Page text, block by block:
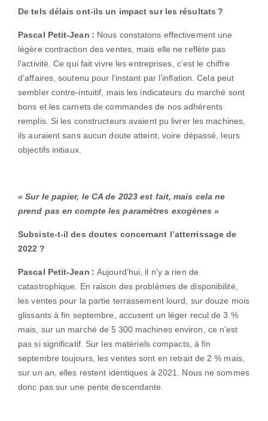
De tels délais ont-ils un impact sur les résultats ?
Pascal Petit-Jean : Nous constatons effectivement une
légère contraction des ventes, mais elle ne reflète pas
l’activité. Ce qui fait vivre les entreprises, c’est le chiffre
d’affaires, soutenu pour l’instant par l’inflation. Cela peut
sembler contre-intuitif, mais les indicateurs du marché sont
bons et les carnets de commandes de nos adhérents
remplis. Si les constructeurs avaient pu livrer les machines,
ils auraient sans aucun doute atteint, voire dépassé, leurs
objectifs initiaux.
« Sur le papier, le CA de 2023 est fait, mais cela ne
prend pas en compte les paramètres exogènes »
Subsiste-t-il des doutes concernant l’atterrissage de
2022 ?
Pascal Petit-Jean : Aujourd’hui, il n’y a rien de
catastrophique. En raison des problèmes de disponibilité,
les ventes pour la partie terrassement lourd, sur douze mois
glissants à fin septembre, accusent un léger recul de 3 %
mais, sur un marché de 5 300 machines environ, ce n’est
pas si significatif. Sur les matériels compacts, à fin
septembre toujours, les ventes sont en retrait de 2 % mais,
sur un an, elles restent identiques à 2021. Nous ne sommes
donc pas sur une pente descendante.